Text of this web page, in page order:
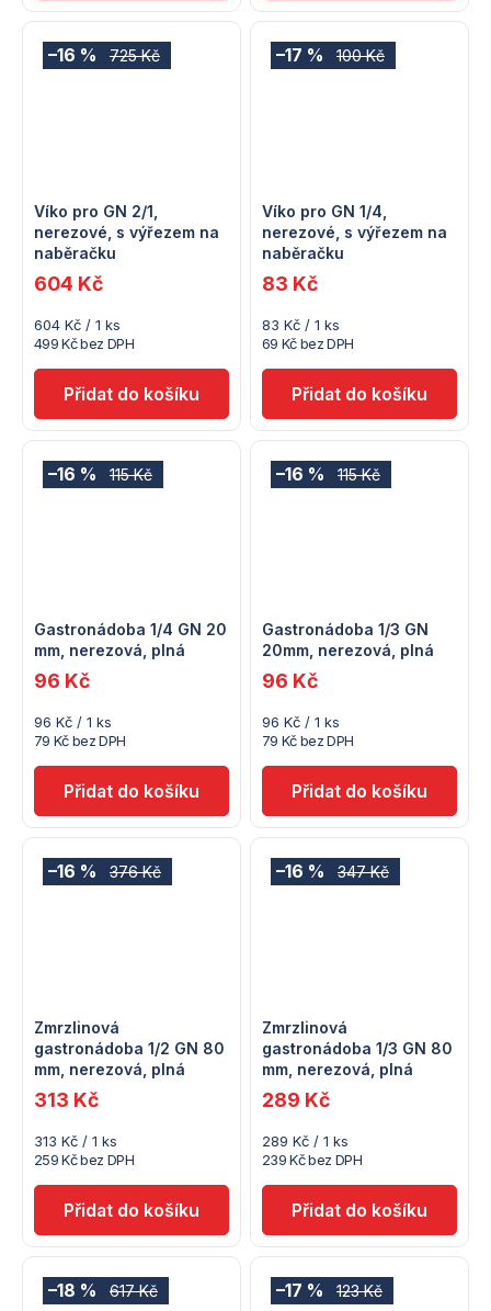
725 Kč
–16 %
Víko pro GN 2/1,
nerezové, s výřezem na
naběračku
499 Kč bez DPH
604 Kč
Měrná
cena:
604 Kč / 1 ks
100 Kč
–17 %
Víko pro GN 1/4,
nerezové, s výřezem na
naběračku
69 Kč bez DPH
83 Kč
Měrná
cena:
83 Kč / 1 ks
115 Kč
–16 %
Gastronádoba 1/4 GN 20
mm, nerezová, plná
79 Kč bez DPH
96 Kč
Měrná
cena:
96 Kč / 1 ks
115 Kč
–16 %
Gastronádoba 1/3 GN
20mm, nerezová, plná
79 Kč bez DPH
96 Kč
Měrná
cena:
96 Kč / 1 ks
376 Kč
–16 %
Zmrzlinová
gastronádoba 1/2 GN 80
mm, nerezová, plná
259 Kč bez DPH
313 Kč
Měrná
cena:
313 Kč / 1 ks
347 Kč
–16 %
Zmrzlinová
gastronádoba 1/3 GN 80
mm, nerezová, plná
239 Kč bez DPH
289 Kč
Měrná
cena:
289 Kč / 1 ks
617 Kč
–18 % 123 Kč
–17 %